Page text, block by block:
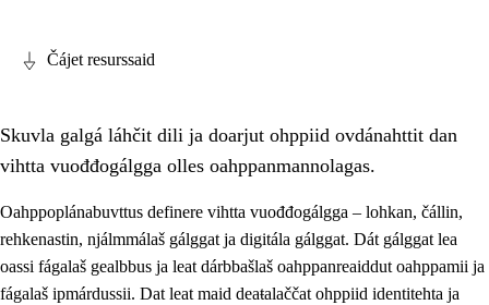
2. Oahppama prinsihpat, ovdáneapmi ja oahppahábmen
Čájet resurssaid
Skuvla galgá láhčit dili ja doarjut ohppiid ovdánahttit dan
vihtta vuođđogálgga olles oahppanmannolagas.
Oahppoplánabuvttus definere vihtta vuođđogálgga – lohkan, čállin,
rehkenastin, njálmmálaš gálggat ja digitála gálggat. Dát gálggat lea
oassi fágalaš gealbbus ja leat dárbbašlaš oahppanreaiddut oahppamii ja
fágalaš ipmárdussii. Dat leat maid deaŧalaččat ohppiid identitehta ja